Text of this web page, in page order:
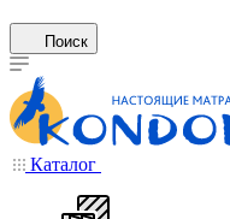
Поиск
Каталог